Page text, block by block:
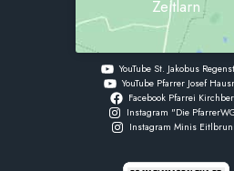
Zeitlarn
YouTube St. Jakobus
YouTube Pfarrer Josef
Facebook Pfarrei
Instagram "Die
Instagram Minis